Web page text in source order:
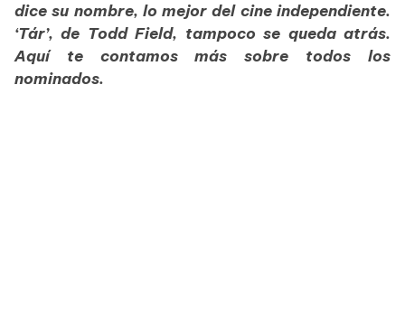
dice su nombre, lo mejor del cine independiente.
‘Tár’, de Todd Field, tampoco se queda atrás.
Aquí te contamos más sobre todos los
nominados.